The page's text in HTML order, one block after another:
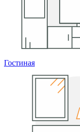
Гостиная